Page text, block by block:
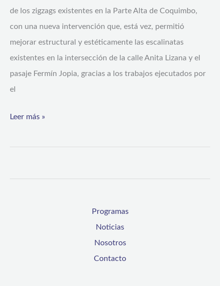
de los zigzags existentes en la Parte Alta de Coquimbo,
con una nueva intervención que, está vez, permitió
mejorar estructural y estéticamente las escalinatas
existentes en la intersección de la calle Anita Lizana y el
pasaje Fermín Jopia, gracias a los trabajos ejecutados por
el
los
zigzags
en
la
Parte
Alta
Coquimbo
Leer más »
Programas
Noticias
Nosotros
Contacto